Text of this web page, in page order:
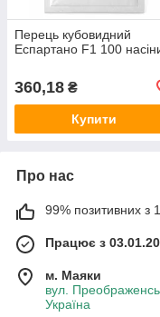
Перець кубовидний
Еспартано F1 100
360,18 ₴
Купити
Про нас
99% позитивних з
Працює з
м. Маяки
вул.
Україна